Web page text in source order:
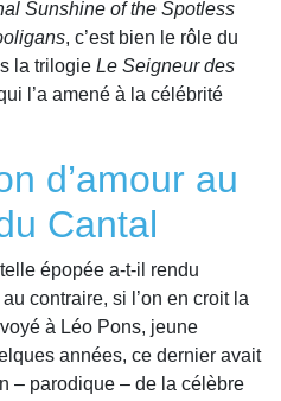
Sunshine of the Spotless
, c’est bien le rôle du
la trilogie Le Seigneur des
l’a amené à la célébrité
d’amour au
Cantal
épopée a-t-il rendu
contraire, si l’on en croit la
à Léo Pons, jeune
années, ce dernier avait
– parodique – de la célèbre